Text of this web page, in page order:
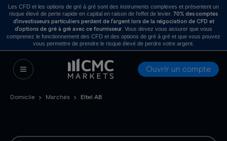
Les CFD et les options de gré à gré sont des instruments complexes et présentent un
risque élevé de perte rapide en capital en raison de l’effet de levier. 70% des comptes
d’investisseurs particuliers perdent de l’argent lors de la négociation de CFD et
d’options de gré à gré avec ce fournisseur . Vous devez vous assurer que vous
comprenez le fonctionnement des CFD et des options de gré à gré et que vous pouvez
vous permettre de prendre le risque élevé de perdre votre argent.
Ouvrir un compte
Domicile Marchés Eltel AB